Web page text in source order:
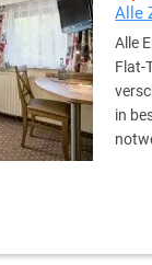
Alle
Alle
Flat-
in